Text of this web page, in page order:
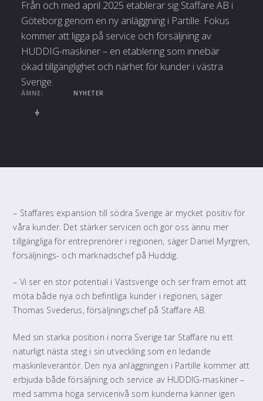
Från och med april 2025 etablerar sig Staffare AB i
Göteborg genom en ny anläggning i Partille. Fokus
kommer att ligga på service och försäljning av
HUDDIG-maskiner – en etablering som innebär
ökad tillgänglighet och närhet för kunder i västra
Sverige.
ÄMNE: NYHETER
– Staffares expansion till södra Sverige är mycket positiv för
våra kunder. Det stärker servicen och gör oss ännu mer
tillgängliga för entreprenörer i regionen, säger Daniel Myrgren,
försäljnings- och marknadschef på Huddig.
– Vi ser en stor potential i Västsverige och ser fram emot att
möta både nya och befintliga kunder i regionen, säger
Thomas Svederus, försäljningschef på Staffare AB.
Med sin starka position i norra Sverige tar Staffare nu ett
naturligt nästa steg i sin utveckling som en ledande
maskinleverantör. Den nya anläggningen i Partille kommer att
erbjuda både försäljning och service av HUDDIG-maskiner –
med samma höga servicenivå som kunderna känner igen